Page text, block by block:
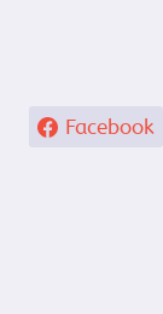
Facebook